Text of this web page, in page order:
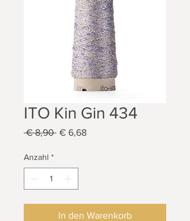
ITO Kin Gin 434
€ 8,90 Standardpreis
€ 6,68Sale-
Anzahl *
In den Warenkorb